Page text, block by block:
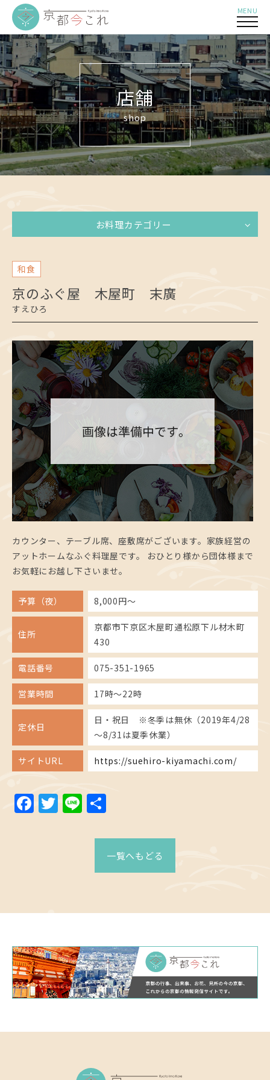
MENU
店舗
shop
お料理カテゴリー
和食
京のふぐ屋 木屋町 末廣
すえひろ
カウンター、テーブル席、座敷席がございます。家族経営の
アットホームなふぐ料理屋です。 おひとり様から団体様まで
お気軽にお越し下さいませ。
予算（夜） 8,000円～
住所
京都市下京区木屋町通松原下ル材木町
430
電話番号 075-351-1965
営業時間 17時～22時
定休日
日・祝日 ※冬季は無休（2019年4/28
～8/31は夏季休業）
サイトURL https://suehiro-kiyamachi.com/
Facebook
Twitter
Line
一覧へもどる